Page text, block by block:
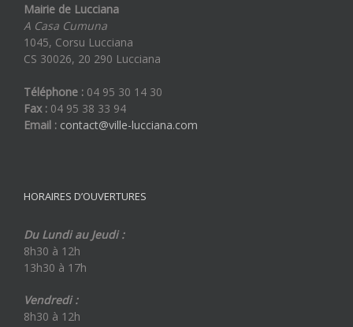
Mairie de Lucciana
A Casa Cumuna
1045, Corsu Lucciana
CS 30026, 20 290 Lucciana
Téléphone : 04 95 30 14 30
Fax : 04 95 38 33 94
Email : contact@ville-lucciana.com
HORAIRES D’OUVERTURES
Du Lundi au Jeudi :
8h30 à 12h
13h30 à 17h
Vendredi :
8h30 à 12h